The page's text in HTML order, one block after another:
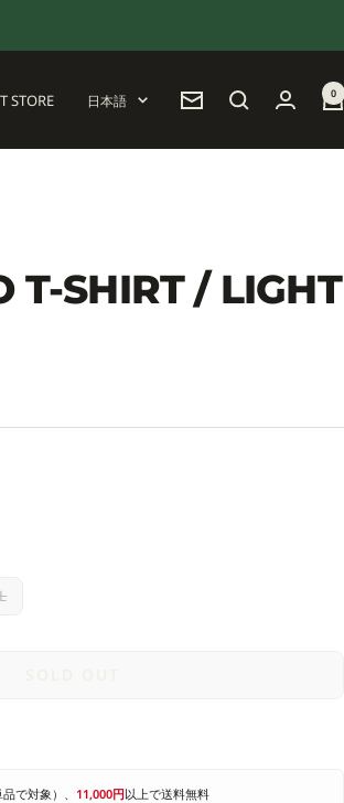
STORE
言
日本語
ニ
ー
0
T-SHIRT / LIGHT
で対象）、 11,000円以上で送料無料